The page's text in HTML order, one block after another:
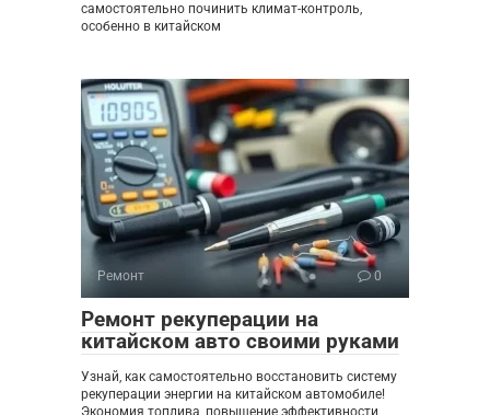
самостоятельно починить климат-контроль,
особенно в китайском
Ремонт 0
Ремонт рекуперации на
китайском авто своими руками
Узнай, как самостоятельно восстановить систему
рекуперации энергии на китайском автомобиле!
Экономия топлива, повышение эффективности